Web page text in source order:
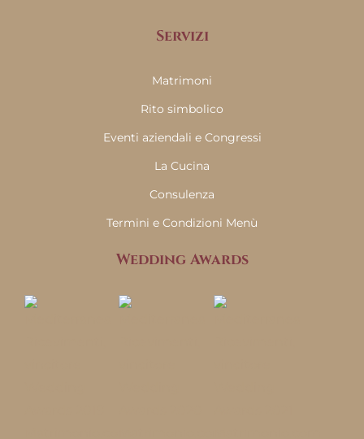
Servizi
Matrimoni
Rito simbolico
Eventi aziendali e Congressi
La Cucina
Consulenza
Termini e Condizioni Menù
Wedding Awards